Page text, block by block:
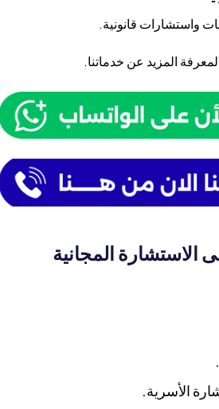
واستشارات قانونية.
المزيد عن خدماتنا.
الاستشارة المجانية
الأسرية.